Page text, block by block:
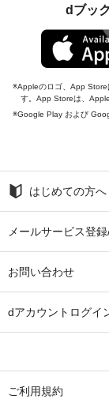
dブッ
Appleのロゴ、App Store
す。App Storeは、
Google Play および
はじめての方へ
メールサービス登
お問い合わせ
dアカウントログイ
ご利用規約